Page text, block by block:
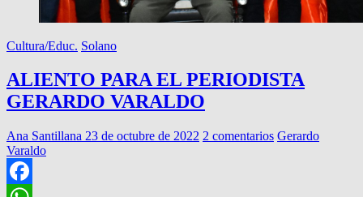
Cultura/Educ. Solano
ALIENTO PARA EL PERIODISTA
GERARDO VARALDO
Ana Santillana 23 de octubre de 2022 2 comentarios Gerardo
Varaldo